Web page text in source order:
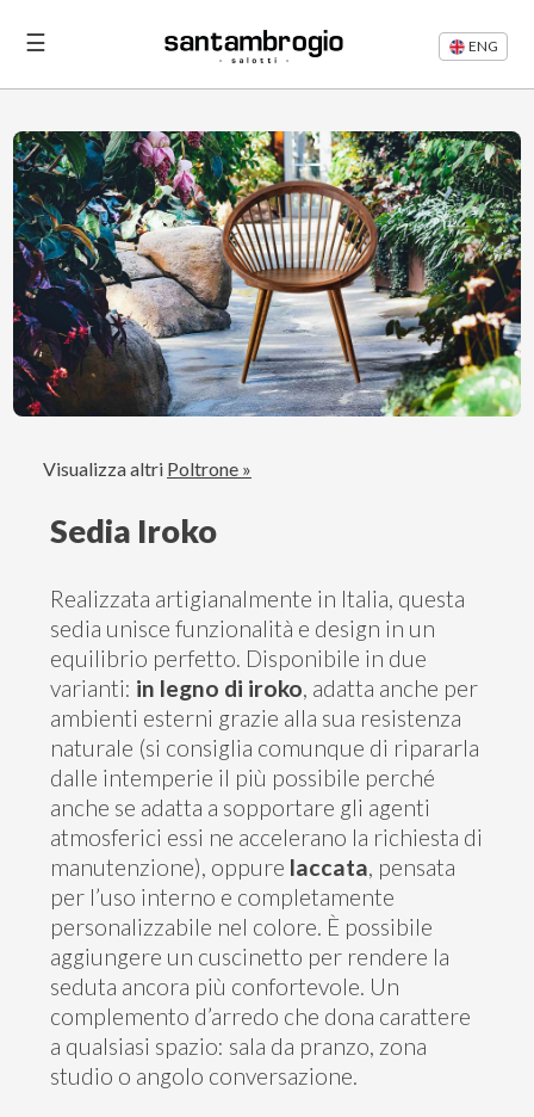
☰
Divani
Rifacimento
Divani
Articoli
Area
Riservata
Contatti
ENG
Visualizza altri Poltrone »
Sedia Iroko
Realizzata artigianalmente in Italia, questa
sedia unisce funzionalità e design in un
equilibrio perfetto. Disponibile in due
varianti: in legno di iroko , adatta anche per
ambienti esterni grazie alla sua resistenza
naturale (si consiglia comunque di ripararla
dalle intemperie il più possibile perché
anche se adatta a sopportare gli agenti
atmosferici essi ne accelerano la richiesta di
manutenzione), oppure laccata , pensata
per l’uso interno e completamente
personalizzabile nel colore. È possibile
aggiungere un cuscinetto per rendere la
seduta ancora più confortevole. Un
complemento d’arredo che dona carattere
a qualsiasi spazio: sala da pranzo, zona
studio o angolo conversazione.